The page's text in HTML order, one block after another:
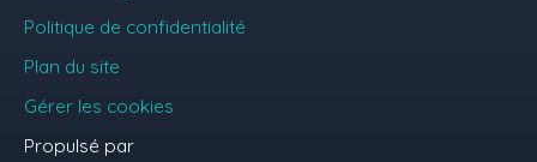
Politique de confidentialité
Plan du site
Gérer les cookies
Propulsé par